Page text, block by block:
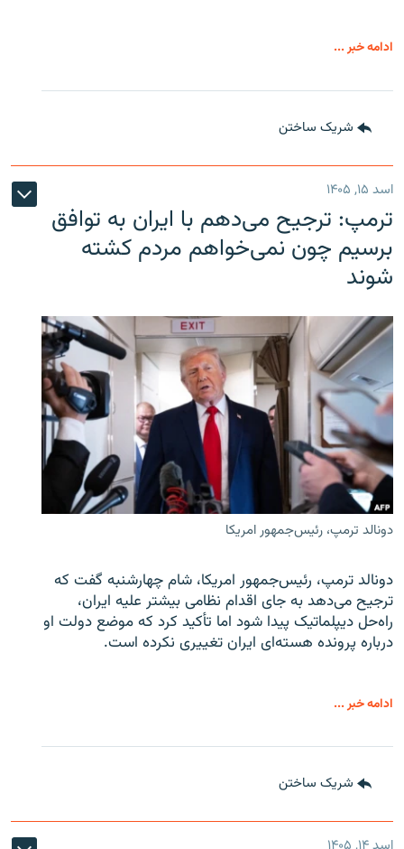
ادامه خبر ...
شریک ساختن
اسد ۱۵, ۱۴۰۵
ترمپ: ترجیح می‌دهم با ایران به توافق
برسیم چون نمی‌خواهم مردم کشته
شوند
دونالد ترمپ، رئیس‌جمهور امریکا
دونالد ترمپ، رئیس‌جمهور امریکا، شام چهارشنبه گفت که
ترجیح می‌دهد به جای اقدام نظامی بیشتر علیه ایران،
راه‌حل دیپلماتیک پیدا شود اما تأکید کرد که موضع دولت او
درباره پرونده هسته‌ای ایران تغییری نکرده است.
ادامه خبر ...
شریک ساختن